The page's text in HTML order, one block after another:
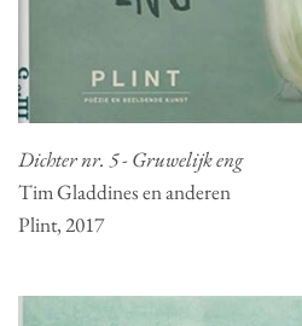
Dichter nr. 5 - Gruwelijk eng
Tim Gladdines en anderen
Plint, 2017